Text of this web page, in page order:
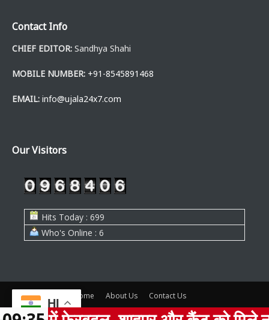
Contact Info
CHIEF EDITOR: Sandhya Shahi
MOBILE NUMBER: +91-8545891468
EMAIL: info@ujala24x7.com
Our Visitors
Hits Today : 699
Who's Online : 6
Home About Us Contact Us
© www.ujala24x7.com, all rights are reserved
HI